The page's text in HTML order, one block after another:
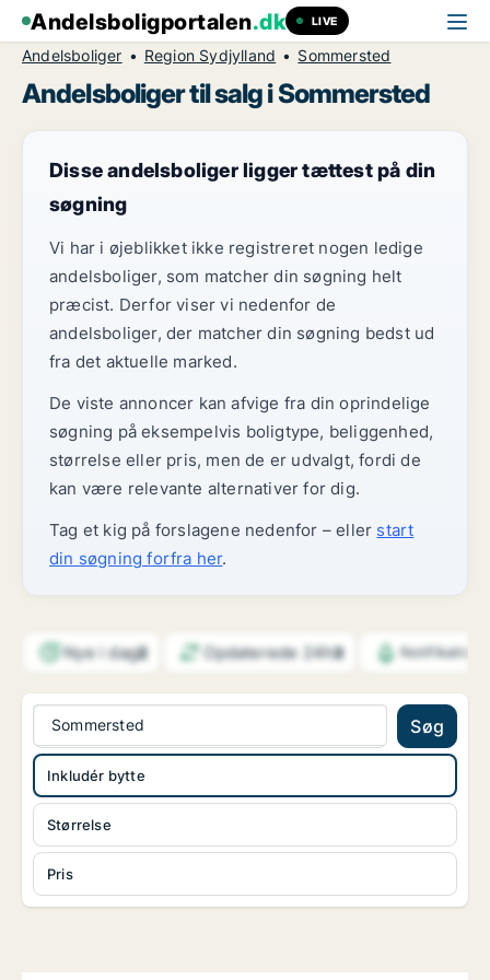
Andelsboligportalen.dk LIVE
Andelsboliger Region Sydjylland Sommersted
Andelsboliger til salg i Sommersted
Disse andelsboliger ligger tættest på din
søgning
Vi har i øjeblikket ikke registreret nogen ledige
andelsboliger, som matcher din søgning helt
præcist. Derfor viser vi nedenfor de
andelsboliger, der matcher din søgning bedst ud
fra det aktuelle marked.
De viste annoncer kan afvige fra din oprindelige
søgning på eksempelvis boligtype, beliggenhed,
størrelse eller pris, men de er udvalgt, fordi de
kan være relevante alternativer for dig.
Tag et kig på forslagene nedenfor – eller start
din søgning forfra her.
Nye i dag2 Opdaterede 24h3
Sommersted Søg
Størrelse
Pris
Inkludér bytte